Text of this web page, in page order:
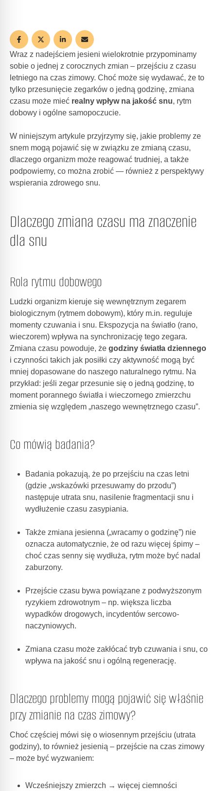
Wraz z nadejściem jesieni wielokrotnie przypominamy
sobie o jednej z corocznych zmian – przejściu z czasu
letniego na czas zimowy. Choć może się wydawać, że to
tylko przesunięcie zegarków o jedną godzinę, zmiana
czasu może mieć realny wpływ na jakość snu, rytm
dobowy i ogólne samopoczucie.
W niniejszym artykule przyjrzymy się, jakie problemy ze
snem mogą pojawić się w związku ze zmianą czasu,
dlaczego organizm może reagować trudniej, a także
podpowiemy, co można zrobić — również z perspektywy
wspierania zdrowego snu.
Dlaczego zmiana czasu ma znaczenie
dla snu
Rola rytmu dobowego
Ludzki organizm kieruje się wewnętrznym zegarem
biologicznym (rytmem dobowym), który m.in. reguluje
momenty czuwania i snu. Ekspozycja na światło (rano,
wieczorem) wpływa na synchronizację tego zegara.
Zmiana czasu powoduje, że godziny światła dziennego
i czynności takich jak posiłki czy aktywność mogą być
mniej dopasowane do naszego naturalnego rytmu. Na
przykład: jeśli zegar przesunie się o jedną godzinę, to
moment porannego światła i wieczornego zmierzchu
zmienia się względem „naszego wewnętrznego czasu”.
Co mówią badania?
Badania pokazują, że po przejściu na czas letni
(gdzie „wskazówki przesuwamy do przodu”)
następuje utrata snu, nasilenie fragmentacji snu i
wydłużenie czasu zasypiania.
Także zmiana jesienna („wracamy o godzinę”) nie
oznacza automatycznie, że od razu więcej śpimy –
choć czas senny się wydłuża, rytm może być nadal
zaburzony.
Przejście czasu bywa powiązane z podwyższonym
ryzykiem zdrowotnym – np. większa liczba
wypadków drogowych, incydentów sercowo-
naczyniowych.
Zmiana czasu może zakłócać tryb czuwania i snu, co
wpływa na jakość snu i ogólną regenerację.
Dlaczego problemy mogą pojawić się właśnie
przy zmianie na czas zimowy?
Choć częściej mówi się o wiosennym przejściu (utrata
godziny), to również jesienią – przejście na czas zimowy
– może być wyzwaniem:
Wcześniejszy zmierzch → więcej ciemności